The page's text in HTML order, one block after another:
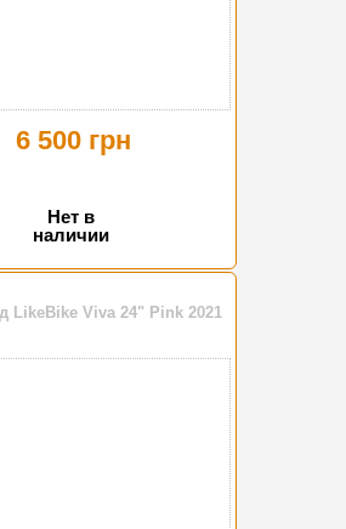
6 500 грн
Нет в
наличии
LikeBike Viva 24" Pink 2021